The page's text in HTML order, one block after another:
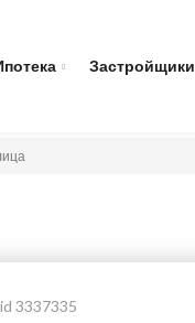
Застройщики
id 3337335